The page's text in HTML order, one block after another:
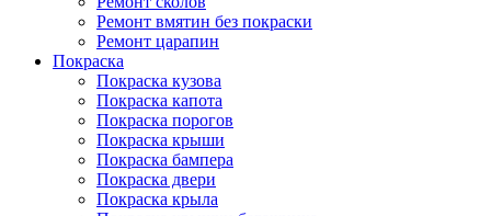
Ремонт вмятин без покраски
Ремонт царапин
Покраска
Покраска кузова
Покраска капота
Покраска порогов
Покраска крыши
Покраска бампера
Покраска двери
Покраска крыла